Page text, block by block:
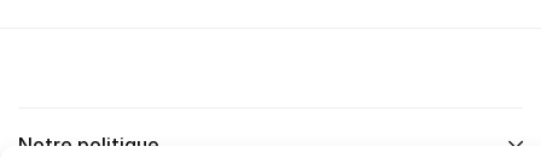
Notre politique